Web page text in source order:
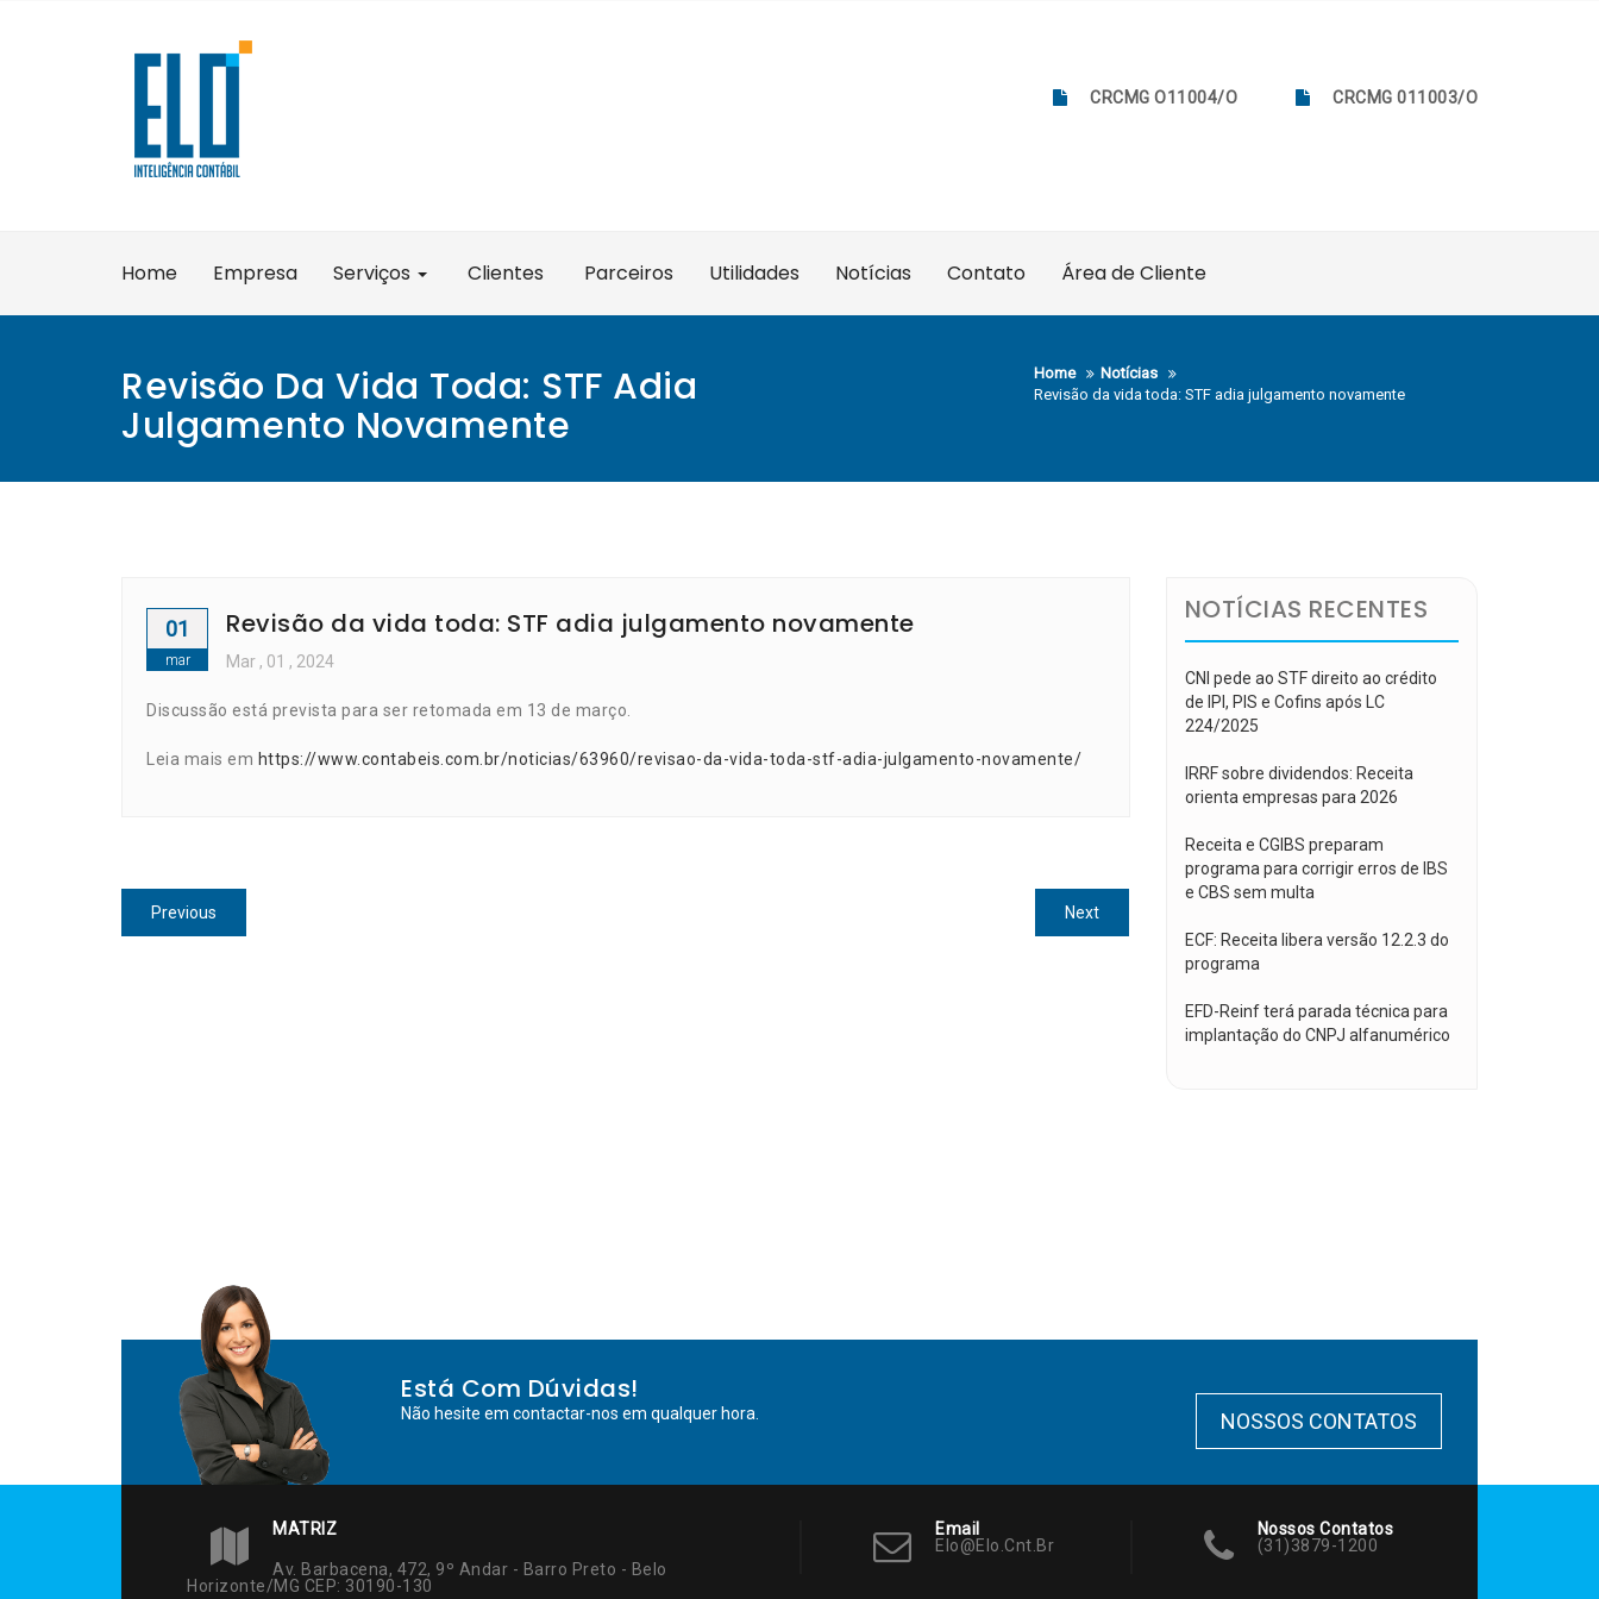
CRCMG O11004/O CRCMG 011003/O
Home Empresa Serviços Clientes Parceiros Utilidades Notícias Contato Área de Cliente
Revisão Da Vida Toda: STF Adia
Julgamento Novamente
Home
Notícias
Revisão da vida toda: STF adia julgamento novamente
01
mar
Revisão da vida toda: STF adia julgamento novamente
Mar , 01 , 2024
Discussão está prevista para ser retomada em 13 de março.
Leia mais em https://www.contabeis.com.br/noticias/63960/revisao-da-vida-toda-stf-adia-julgamento-novamente/
Navegação
de
Previous
post:
NextNext
post:
NOTÍCIAS RECENTES
CNI pede ao STF direito ao crédito
de IPI, PIS e Cofins após LC
224/2025
IRRF sobre dividendos: Receita
orienta empresas para 2026
Receita e CGIBS preparam
programa para corrigir erros de IBS
e CBS sem multa
ECF: Receita libera versão 12.2.3 do
programa
EFD-Reinf terá parada técnica para
implantação do CNPJ alfanumérico
Está Com Dúvidas!
Não hesite em contactar-nos em qualquer hora. NOSSOS CONTATOS
MATRIZ
Av. Barbacena, 472, 9º Andar - Barro Preto - Belo
Horizonte/MG CEP: 30190-130
Email
Elo@elo.cnt.br
Nossos Contatos
(31)3879-1200